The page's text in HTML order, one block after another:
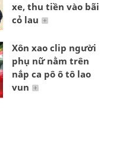
xe, thu tiền vào bãi
cỏ lau
Xôn xao clip người
phụ nữ nằm trên
nắp ca pô ô tô lao
vun